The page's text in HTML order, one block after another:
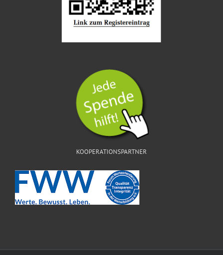
KOOPERATIONSPARTNER